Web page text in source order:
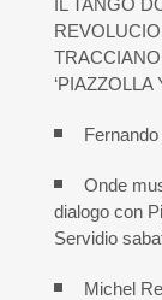
‘PIAZZOLLA
Fernando
Onde
dialogo con
Servidio
Michel